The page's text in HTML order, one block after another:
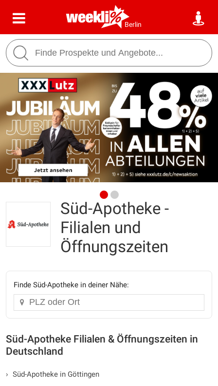
Berlin
Süd-Apotheke -
Filialen und
Öffnungszeiten
Finde Süd-Apotheke in deiner Nähe:
Süd-Apotheke Filialen & Öffnungszeiten in
Deutschland
› Süd-Apotheke in Göttingen